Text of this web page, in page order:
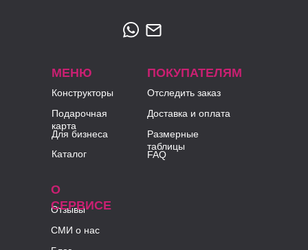
Каталог FAQ
Для бизнеса
Отследить заказ
Подарочная
карта
СМИ о нас
Размерные
таблицы
Конструкторы
Отзывы
Доставка и оплата
МЕНЮ
О
СЕРВИСЕ
ПОКУПАТЕЛЯМ